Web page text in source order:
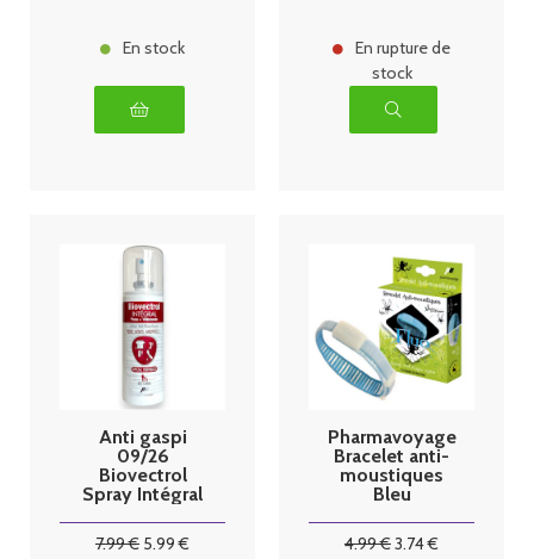
En stock
En rupture de
stock
Anti gaspi
09/26
Biovectrol
Spray Intégral
100ml
7.99€ 5.99 €
Pharmavoyage
Bracelet anti-
moustiques
Bleu
4.99€3.74€